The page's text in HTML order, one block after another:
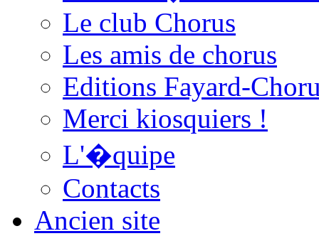
Le club Chorus
Les amis de chorus
Editions Fayard-
Merci kiosquiers !
L'�quipe
Contacts
Ancien site